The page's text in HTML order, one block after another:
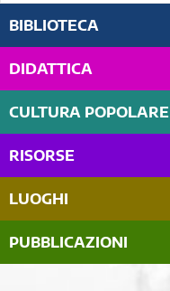
BIBLIOTECA
DIDATTICA
CULTURA POPOLARE
RISORSE
LUOGHI
PUBBLICAZIONI